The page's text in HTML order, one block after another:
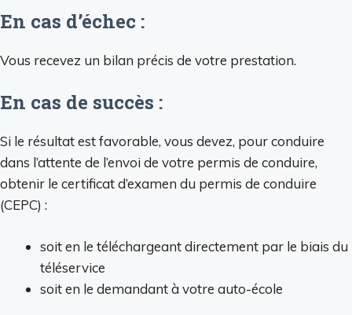
En cas d’échec :
Vous recevez un bilan précis de votre prestation.
En cas de succès :
Si le résultat est favorable, vous devez, pour conduire
dans l’attente de l’envoi de votre permis de conduire,
obtenir le certificat d’examen du permis de conduire
(CEPC) :
soit en le téléchargeant directement par le biais du
téléservice
soit en le demandant à votre auto-école